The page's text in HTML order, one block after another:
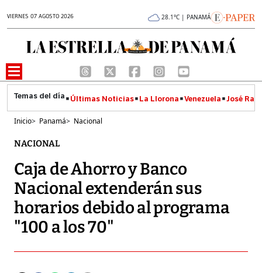
VIERNES 07 AGOSTO 2026 28.1°C | PANAMÁ
Últimas Noticias La Llorona Venezuela José
Inicio> Panamá> Nacional
NACIONAL
Caja de Ahorro y Banco
Nacional extenderán sus
horarios debido al programa
"100 a los 70"